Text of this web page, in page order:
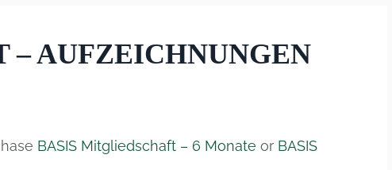
AUFZEICHNUNGEN
BASIS Mitgliedschaft – 6 Monate or BASIS